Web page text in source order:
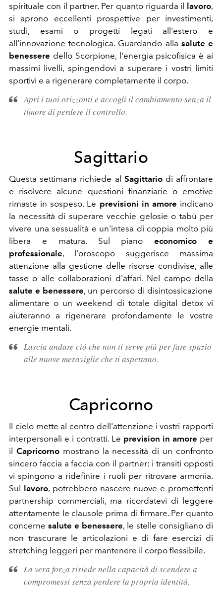
spirituale con il partner. Per quanto riguarda il lavoro,
si aprono eccellenti prospettive per investimenti,
studi, esami o progetti legati all'estero e
all'innovazione tecnologica. Guardando alla salute e
benessere dello Scorpione, l'energia psicofisica è ai
massimi livelli, spingendovi a superare i vostri limiti
sportivi e a rigenerare completamente il corpo.
Apri i tuoi orizzonti e accogli il cambiamento senza il
timore di perdere il controllo.
Sagittario
Questa settimana richiede al Sagittariodi affrontare
e risolvere alcune questioni finanziarie o emotive
rimaste in sospeso. Le previsioni in amore indicano
la necessità di superare vecchie gelosie o tabù per
vivere una sessualità e un'intesa di coppia molto più
libera e matura. Sul pianoeconomico e
professionale, l'oroscopo suggerisce massima
attenzione alla gestione delle risorse condivise, alle
tasse o alle collaborazioni d'affari. Nel campo della
salute e benessere, un percorso di disintossicazione
alimentare o un weekend di totale digital detox vi
aiuteranno a rigenerare profondamente le vostre
energie mentali.
Lascia andare ciò che non ti serve più per fare spazio
alle nuove meraviglie che ti aspettano.
Capricorno
Il cielo mette al centro dell'attenzione i vostri rapporti
interpersonali e i contratti. Le prevision in amore per
il Capricornomostrano la necessità di un confronto
sincero faccia a faccia con il partner: i transiti opposti
vi spingono a ridefinire i ruoli per ritrovare armonia.
Sul lavoro, potrebbero nascere nuove e promettenti
partnership commerciali, ma ricordatevi di leggere
attentamente le clausole prima di firmare. Per quanto
concerne salute e benessere, le stelle consigliano di
non trascurare le articolazioni e di fare esercizi di
stretching leggeri per mantenere il corpo flessibile.
La vera forza risiede nella capacità di scendere a
compromessi senza perdere la propria identità.